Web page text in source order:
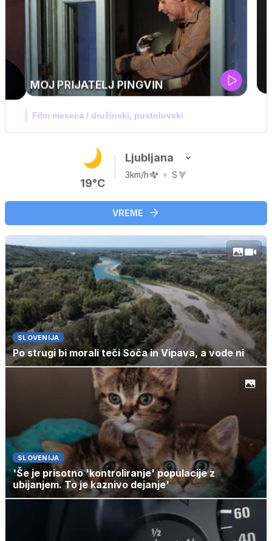
UEFA SUPERPOKAL
V živo na VOYO: sreda ob 20.30
19°C
Ljubljana
3km/h S
VREME
SLOVENIJA
Po strugi bi morali teči Soča in Vipava, a vode ni
SLOVENIJA
'Še je prisotno 'kontroliranje' populacije z
ubijanjem. To je kaznivo dejanje'